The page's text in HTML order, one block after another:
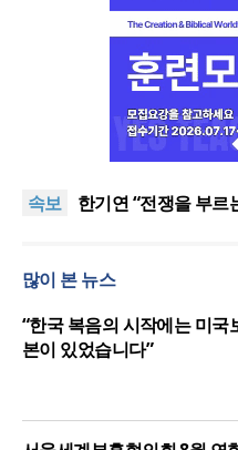
속보
“한국 복음의 시작
주길”
한기연 “전쟁을 부르
성회 위해 협력
“한국 복음의 시작에
“기도로 시작한 스
주길”
많이 본 뉴스
“한국 복음의 시작에는 미국
본이 있었습니다”